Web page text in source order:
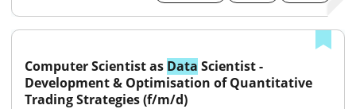
Computer Scientist as Data Scientist -
Development & Optimisation of Quantitative
Trading Strategies (f/m/d)